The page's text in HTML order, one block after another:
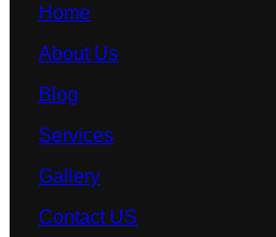
Home
About Us
Blog
Services
Gallery
Contact US